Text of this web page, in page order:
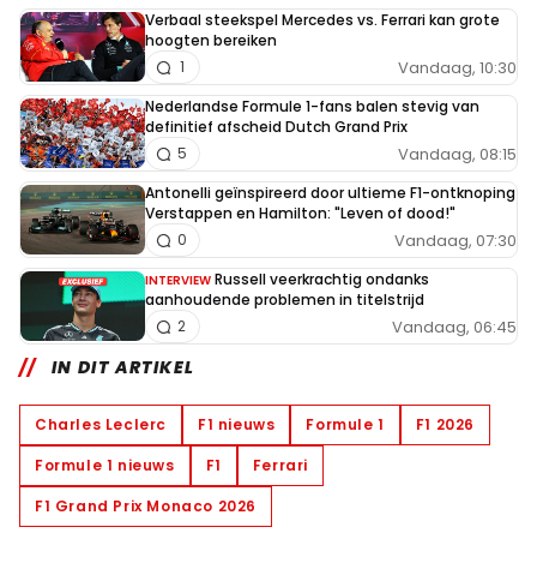
Verbaal steekspel Mercedes vs. Ferrari kan grote
hoogten bereiken
Vandaag, 10:30
1
Nederlandse Formule 1-fans balen stevig van
definitief afscheid Dutch Grand Prix
Vandaag, 08:15
5
Antonelli geïnspireerd door ultieme F1-ontknoping
Verstappen en Hamilton: "Leven of dood!"
Vandaag, 07:30
0
INTERVIEW Russell veerkrachtig ondanks
aanhoudende problemen in titelstrijd
Vandaag, 06:45
2
IN DIT ARTIKEL
Charles Leclerc F1 nieuws Formule 1
F1 2026
Formule 1 nieuws
F1
Ferrari
F1 Grand Prix Monaco 2026